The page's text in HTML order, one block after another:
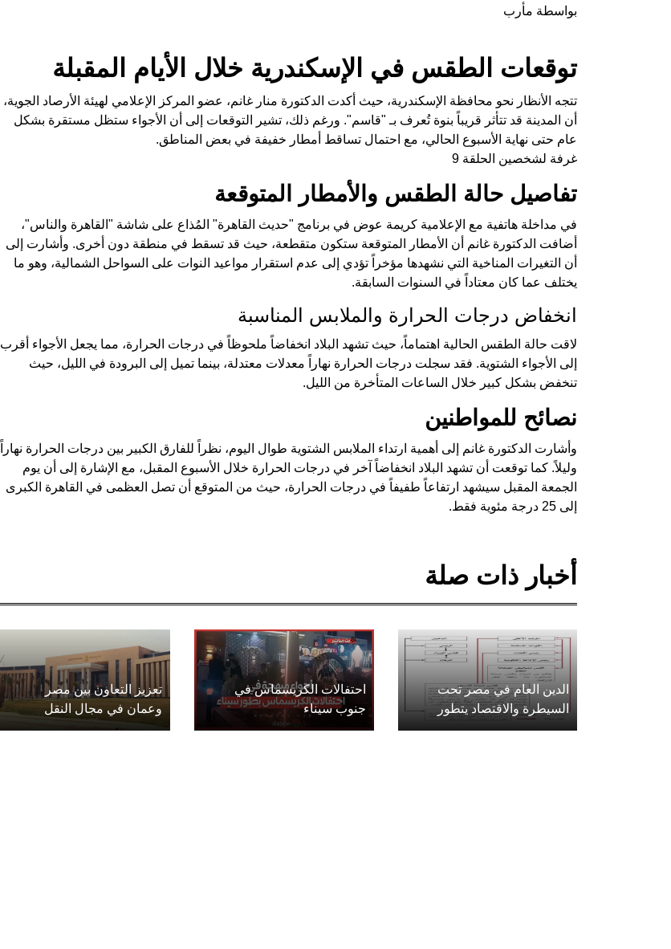
بواسطة مأرب
توقعات الطقس في الإسكندرية خلال الأيام المقبلة
تتجه الأنظار نحو محافظة الإسكندرية، حيث أكدت الدكتورة منار غانم، عضو المركز الإعلامي لهيئة الأرصاد الجوية،
أن المدينة قد تتأثر قريباً بنوة تُعرف بـ "قاسم". ورغم ذلك، تشير التوقعات إلى أن الأجواء ستظل مستقرة بشكل
عام حتى نهاية الأسبوع الحالي، مع احتمال تساقط أمطار خفيفة في بعض المناطق.
غرفة لشخصين الحلقة 9
تفاصيل حالة الطقس والأمطار المتوقعة
في مداخلة هاتفية مع الإعلامية كريمة عوض في برنامج "حديث القاهرة" المُذاع على شاشة "القاهرة والناس"،
أضافت الدكتورة غانم أن الأمطار المتوقعة ستكون متقطعة، حيث قد تسقط في منطقة دون أخرى. وأشارت إلى
أن التغيرات المناخية التي نشهدها مؤخراً تؤدي إلى عدم استقرار مواعيد النوات على السواحل الشمالية، وهو ما
يختلف عما كان معتاداً في السنوات السابقة.
انخفاض درجات الحرارة والملابس المناسبة
لاقت حالة الطقس الحالية اهتماماً، حيث تشهد البلاد انخفاضاً ملحوظاً في درجات الحرارة، مما يجعل الأجواء أقرب
إلى الأجواء الشتوية. فقد سجلت درجات الحرارة نهاراً معدلات معتدلة، بينما تميل إلى البرودة في الليل، حيث
تنخفض بشكل كبير خلال الساعات المتأخرة من الليل.
نصائح للمواطنين
وأشارت الدكتورة غانم إلى أهمية ارتداء الملابس الشتوية طوال اليوم، نظراً للفارق الكبير بين درجات الحرارة نهاراً
وليلاً. كما توقعت أن تشهد البلاد انخفاضاً آخر في درجات الحرارة خلال الأسبوع المقبل، مع الإشارة إلى أن يوم
الجمعة المقبل سيشهد ارتفاعاً طفيفاً في درجات الحرارة، حيث من المتوقع أن تصل العظمى في القاهرة الكبرى
إلى 25 درجة مئوية فقط.
أخبار ذات صلة
الدين العام في مصر تحت
السيطرة والاقتصاد يتطور
احتفالات الكريسماس في
جنوب سيناء
تعزيز التعاون بين مصر
وعمان في مجال النقل